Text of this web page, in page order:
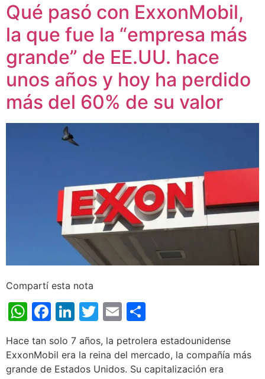
Qué pasó con ExxonMobil,
la que fue la “empresa más
grande” de EE.UU. hace
unos años y hoy ha perdido
más del 60% de su valor
Compartí esta nota
WhatsApp
Facebook
LinkedIn
Twitter
Email
Hace tan solo 7 años, la petrolera estadounidense
ExxonMobil era la reina del mercado, la compañía más
grande de Estados Unidos. Su capitalización era